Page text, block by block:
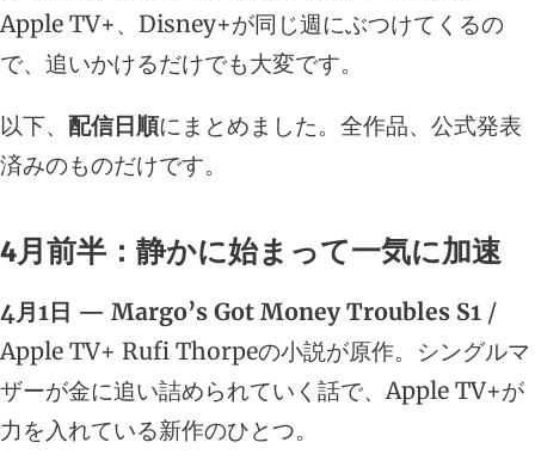
Apple TV+、Disney+が同じ週にぶつけてくるの
で、追いかけるだけでも大変です。
以下、 配信日順にまとめました。全作品、公式発表
済みのものだけです。
4月前半：静かに始まって一気に加速
4月1日 — Margo’s Got Money Troubles S1 /
Apple TV+ Rufi Thorpeの小説が原作。シングルマ
ザーが金に追い詰められていく話で、Apple TV+が
力を入れている新作のひとつ。